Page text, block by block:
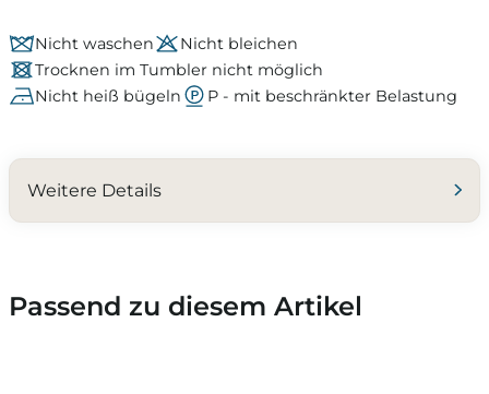
Nicht waschen
Nicht bleichen
Trocknen im Tumbler nicht möglich
Nicht heiß bügeln
P - mit beschränkter Belastung
Weitere Details
Passend zu diesem Artikel